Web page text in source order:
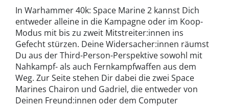
In Warhammer 40k: Space Marine 2 kannst Dich
entweder alleine in die Kampagne oder im Koop-
Modus mit bis zu zweit Mitstreiter:innen ins
Gefecht stürzen. Deine Widersacher:innen räumst
Du aus der Third-Person-Perspektive sowohl mit
Nahkampf- als auch Fernkampfwaffen aus dem
Weg. Zur Seite stehen Dir dabei die zwei Space
Marines Chairon und Gadriel, die entweder von
Deinen Freund:innen oder dem Computer